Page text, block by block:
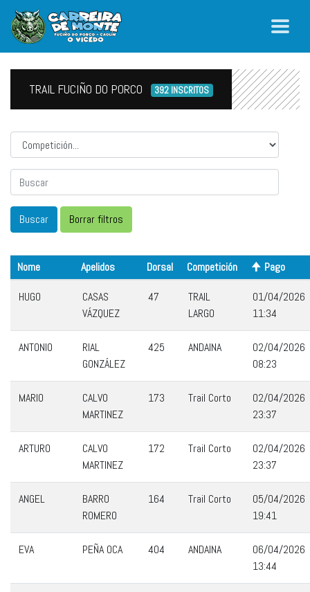
TRAIL FUCIÑO DO PORCO 392 INSCRITOS
Competicion
Nome Apelidos Dorsal Competición Pago
HUGO
CASAS
VÁZQUEZ
47
TRAIL
LARGO
01/04/2026
11:34
ANTONIO
RIAL
GONZÁLEZ
425 ANDAINA
02/04/2026
08:23
MARIO
CALVO
MARTINEZ
173 Trail Corto
02/04/2026
23:37
ARTURO
CALVO
MARTINEZ
172 Trail Corto
02/04/2026
23:37
ANGEL
BARRO
ROMERO
164 Trail Corto
05/04/2026
19:41
EVA PEÑA OCA 404 ANDAINA
06/04/2026
13:44